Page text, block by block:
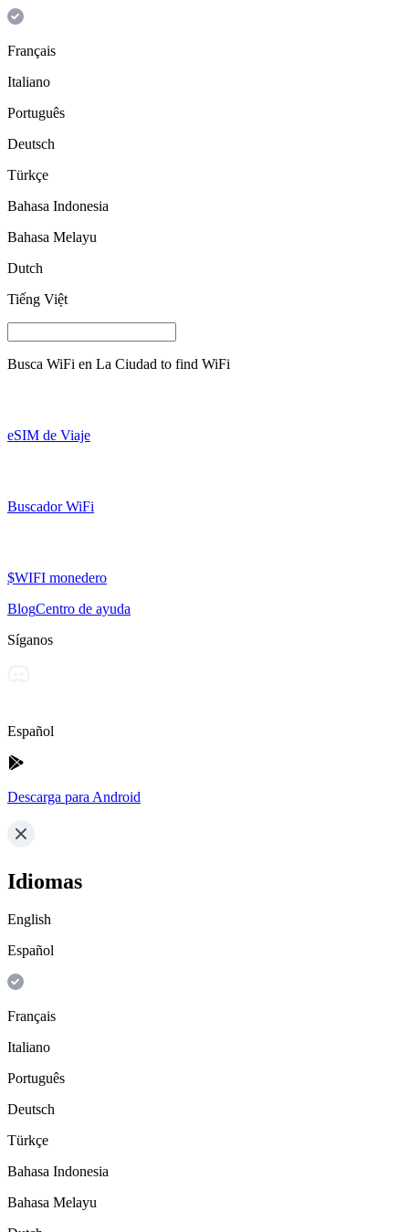
Français
Italiano
Português
Deutsch
Türkçe
Bahasa Indonesia
Bahasa Melayu
Dutch
Tiếng Việt
Busca WiFi en La Ciudad to find WiFi
eSIM de Viaje
Buscador WiFi
$WIFI monedero
BlogCentro de ayuda
Síganos
Español
Descarga para Android
Idiomas
English
Español
Français
Italiano
Português
Deutsch
Türkçe
Bahasa Indonesia
Bahasa Melayu